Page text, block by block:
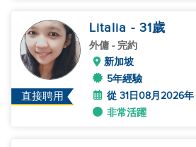
直接聘用
Litalia - 31歲
外傭 - 完約
新加坡
5年經驗
從 31日08月2026年
非常活躍